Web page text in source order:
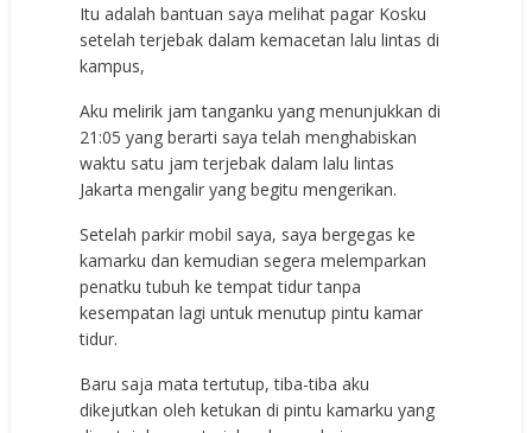
Itu adalah bantuan saya melihat pagar Kosku
setelah terjebak dalam kemacetan lalu lintas di
kampus,
Aku melirik jam tanganku yang menunjukkan di
21:05 yang berarti saya telah menghabiskan
waktu satu jam terjebak dalam lalu lintas
Jakarta mengalir yang begitu mengerikan.
Setelah parkir mobil saya, saya bergegas ke
kamarku dan kemudian segera melemparkan
penatku tubuh ke tempat tidur tanpa
kesempatan lagi untuk menutup pintu kamar
tidur.
Baru saja mata tertutup, tiba-tiba aku
dikejutkan oleh ketukan di pintu kamarku yang